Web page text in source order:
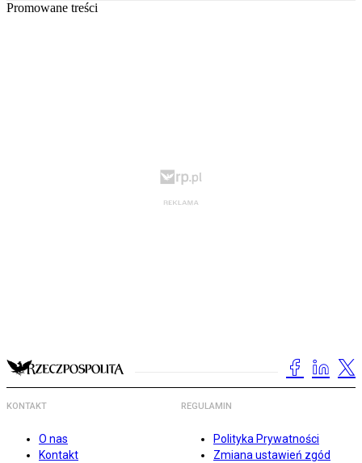
Promowane treści
KONTAKT
O nas
Kontakt
REGULAMIN
Polityka Prywatności
Zmiana ustawień zgód